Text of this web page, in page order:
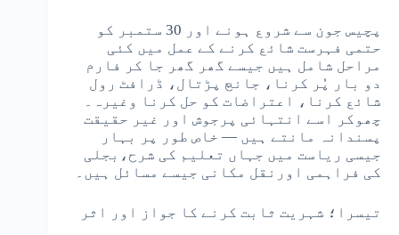
پچیس جون سے شروع ہونے اور 30 ​​ستمبر کو
حتمی فہرست شائع کرنے کے عمل میں کئی
مراحل شامل ہیں جیسے گھر گھر جا کر فارم
دو بار پُر کرنا، جانچ پڑتال، ڈرافٹ رول
شائع کرنا، اعتراضات کو حل کرنا وغیرہ۔
چھوکر اسے انتہائی پرجوش اور غیر حقیقت
پسندانہ مانتے ہیں — خاص طور پر بہار
جیسی ریاست میں جہاں تعلیم کی شرح،بجلی
کی فراہمی اورنقل مکانی جیسے مسائل ہیں۔
تیسرا؛ شہریت ثابت کرنے کا جواز اور اثر